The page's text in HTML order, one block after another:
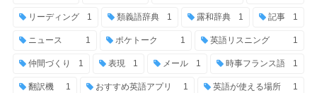
リーディング 1 類義語辞典 1 露和辞典 1 記事 1
ニュース 1 ポケトーク 1 英語リスニング 1
仲間づくり 1 表現 1 メール 1 時事フランス語 1
翻訳機 1 おすすめ英語アプリ 1 英語が使える場所 1